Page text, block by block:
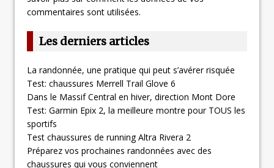
commentaires sont utilisées.
Les derniers articles
La randonnée, une pratique qui peut s’avérer risquée
Test: chaussures Merrell Trail Glove 6
Dans le Massif Central en hiver, direction Mont Dore
Test: Garmin Epix 2, la meilleure montre pour TOUS les
sportifs
Test chaussures de running Altra Rivera 2
Préparez vos prochaines randonnées avec des
chaussures qui vous conviennent